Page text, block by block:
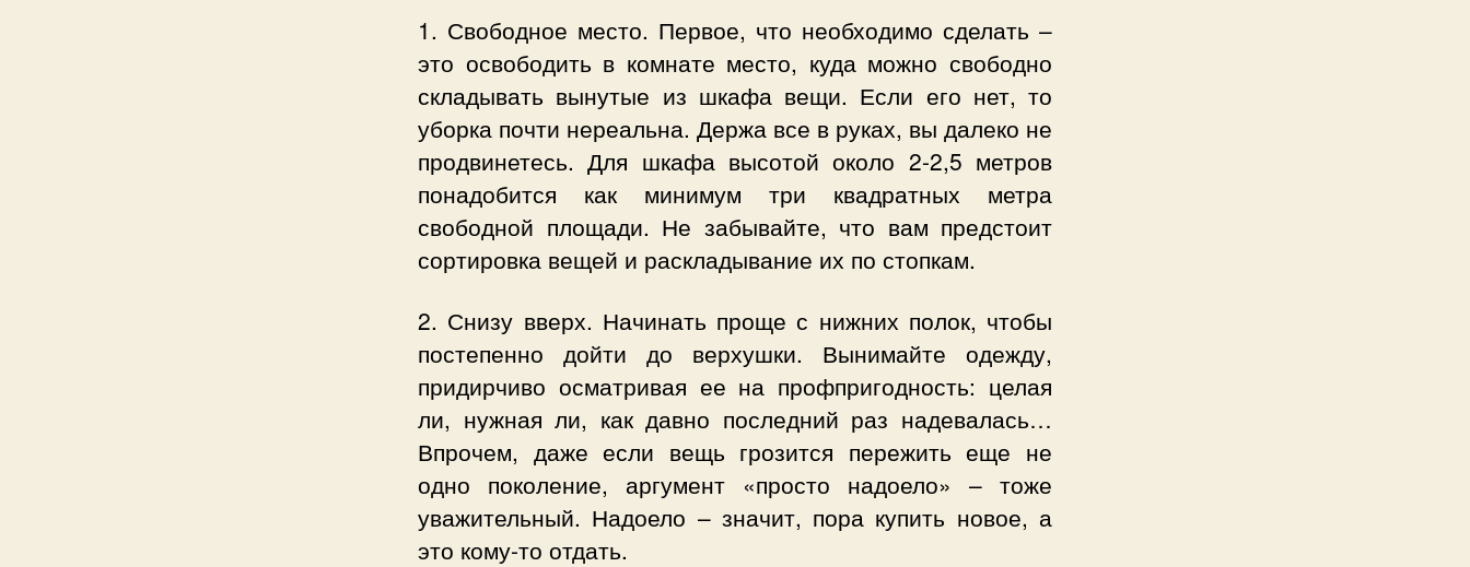
1. Свободное место. Первое, что необходимо сделать –
это освободить в комнате место, куда можно свободно
складывать вынутые из шкафа вещи. Если его нет, то
уборка почти нереальна. Держа все в руках, вы далеко не
продвинетесь. Для шкафа высотой около 2-2,5 метров
понадобится как минимум три квадратных метра
свободной площади. Не забывайте, что вам предстоит
сортировка вещей и раскладывание их по стопкам.
2. Снизу вверх. Начинать проще с нижних полок, чтобы
постепенно дойти до верхушки. Вынимайте одежду,
придирчиво осматривая ее на профпригодность: целая
ли, нужная ли, как давно последний раз надевалась…
Впрочем, даже если вещь грозится пережить еще не
одно поколение, аргумент «просто надоело» – тоже
уважительный. Надоело – значит, пора купить новое, а
это кому-то отдать.